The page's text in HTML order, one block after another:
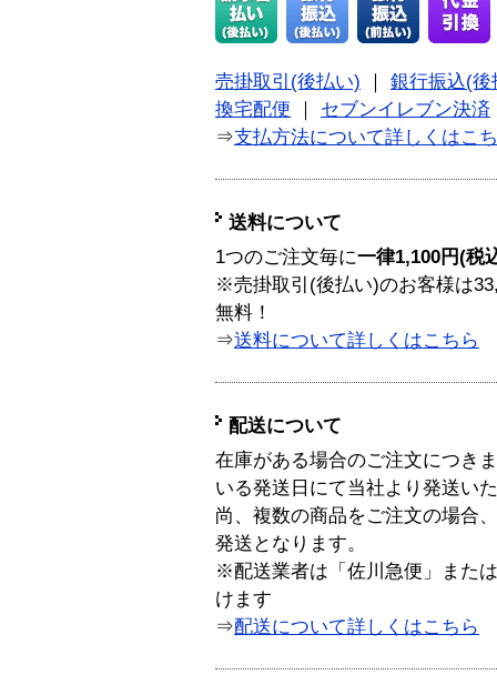
売掛取引(後払い)
銀行振込(後
換宅配便
セブンイレブン決済
⇒支払方法について詳しくはこ
送料について
1つのご注文毎に一律1,100円(税
※売掛取引(後払い)のお客様は
無料！
⇒送料について詳しくはこちら
配送について
在庫がある場合のご注文につき
いる発送日にて当社より発送い
尚、複数の商品をご注文の場合
発送となります。
※配送業者は「佐川急便」また
けます
⇒配送について詳しくはこちら